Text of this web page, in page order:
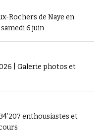
Rochers de Naye en
6 juin
| Galerie photos et
enthousiastes et